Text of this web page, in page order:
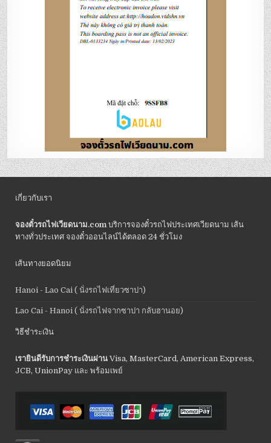
เกี่ยวกับเรา
จองตั๋วรถไฟเวียดนาม.comบริการจองตั๋วรถไฟประเทศเวียดนาม เส้น
ทางทั่วประเทศ จองตั๋วออนไลน์ได้ตลอด 24 ชั่วโมง
เส้นทางยอดนิยม
Hanoi - Lao Cai ( นั่งรถไฟเที่ยวซาปา)
Lao Cai - Hanoi ( นั่งรถไฟจากซาปา กลับฮานอย)
วิธีชำระเงิน
เรายินดีรับการชำระเงินผ่านVisa, MasterCard, American Express,
JCB, UnionPay และ พร้อมเพย์